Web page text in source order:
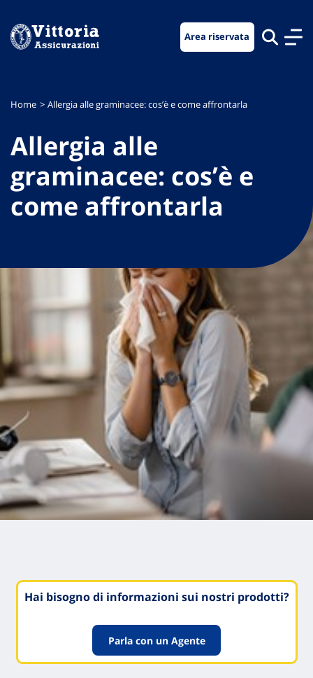
menu
contenuto
footer
Area riservata
Home Allergia alle graminacee: cos’è e come affrontarla
Allergia alle
graminacee: cos’è e
come affrontarla
Hai bisogno di informazioni sui nostri prodotti?
Parla con un Agente